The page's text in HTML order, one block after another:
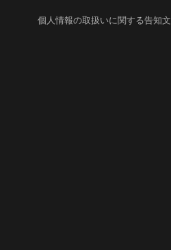
個人情報の取扱いに関する告知文